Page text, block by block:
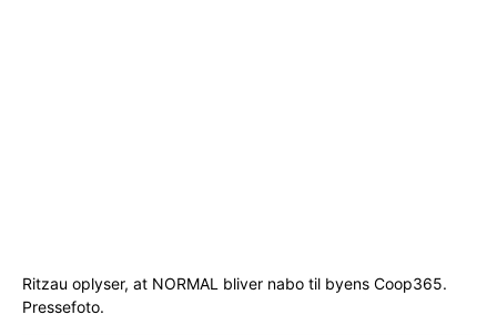
Ritzau oplyser, at NORMAL bliver nabo til byens Coop365.
Pressefoto.